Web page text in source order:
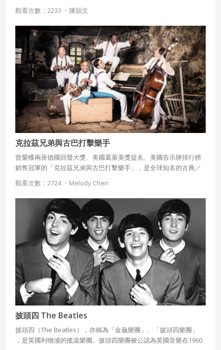
典遇見古巴》中的〈即興皇帝〉改編自海頓絃樂四重奏《皇帝》第
二樂章，賦予樂曲新的面貌，令人驚艷。
觀看次數：2233 ・ 陳韻文
克拉茲兄弟與古巴打擊樂手
曾榮獲兩座德國回聲大獎、美國葛萊美獎提名、美國告示牌排行榜
銷售冠軍的「克拉茲兄弟與古巴打擊樂手」，是全球知名的古典／
爵士跨界樂團，改編巴赫、莫札特、貝多芬、布拉姆斯、蕭邦、比
才等作曲家的作品。
觀看次數：2724 ・ Melody Chen
披頭四 The Beatles
披頭四（The Beatles），亦稱為「金龜樂團」、「披頭四樂團」
，是英國利物浦的搖滾樂團。披頭四樂團被公認為英國音樂在1960